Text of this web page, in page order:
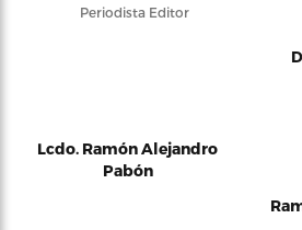
Periodista Editor
Lcdo. Ramón Alejandro
Pabón